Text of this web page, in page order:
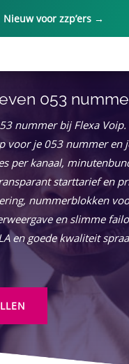
Nieuw voor zzp’ers →
053
nummer bij Flexa
voor je 053 nummer en
per kanaal,
starttarief en
nummerblokken
en slimme
en goede kwaliteit